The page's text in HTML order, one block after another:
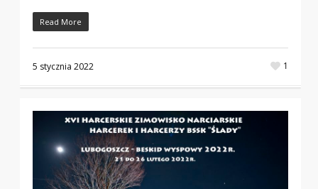
Read More
5 stycznia 2022 1